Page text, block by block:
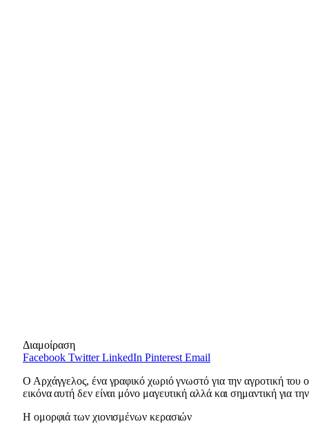
Διαμοίραση
Facebook Twitter LinkedIn Pinterest Email
Ο Αρχάγγελος, ένα γραφικό χωριό γνωστό για την αγροτική του
εικόνα αυτή δεν είναι μόνο μαγευτική αλλά και σημαντική για
Η ομορφιά των χιονισμένων κερασιών